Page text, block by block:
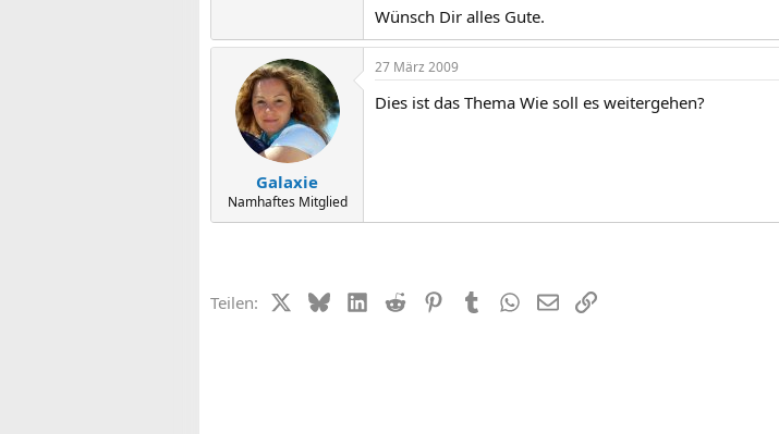
Wünsch Dir alles Gute.
Galaxie
Namhaftes Mitglied
27 März 2009
Dies ist das Thema Wie soll es weitergehen?
Teilen: X (Twitter)
BlueskyLinkedIn
Reddit PinterestTumblrWhatsApp
E-MailLink